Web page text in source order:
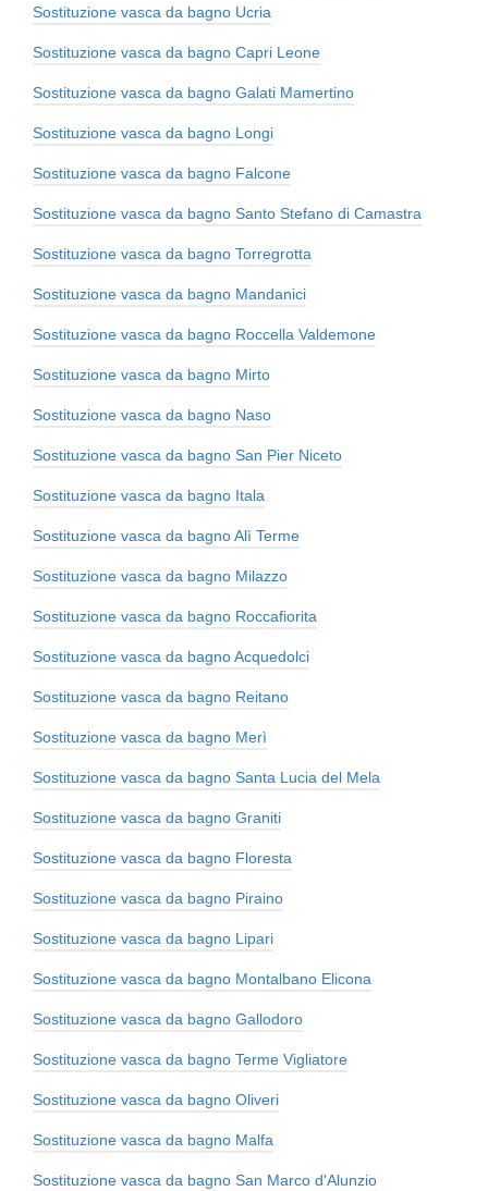
Sostituzione vasca da bagno Ucria
Sostituzione vasca da bagno Capri Leone
Sostituzione vasca da bagno Galati Mamertino
Sostituzione vasca da bagno Longi
Sostituzione vasca da bagno Falcone
Sostituzione vasca da bagno Santo Stefano di Camastra
Sostituzione vasca da bagno Torregrotta
Sostituzione vasca da bagno Mandanici
Sostituzione vasca da bagno Roccella Valdemone
Sostituzione vasca da bagno Mirto
Sostituzione vasca da bagno Naso
Sostituzione vasca da bagno San Pier Niceto
Sostituzione vasca da bagno Itala
Sostituzione vasca da bagno Alì Terme
Sostituzione vasca da bagno Milazzo
Sostituzione vasca da bagno Roccafiorita
Sostituzione vasca da bagno Acquedolci
Sostituzione vasca da bagno Reitano
Sostituzione vasca da bagno Merì
Sostituzione vasca da bagno Santa Lucia del Mela
Sostituzione vasca da bagno Graniti
Sostituzione vasca da bagno Floresta
Sostituzione vasca da bagno Piraino
Sostituzione vasca da bagno Lipari
Sostituzione vasca da bagno Montalbano Elicona
Sostituzione vasca da bagno Gallodoro
Sostituzione vasca da bagno Terme Vigliatore
Sostituzione vasca da bagno Oliveri
Sostituzione vasca da bagno Malfa
Sostituzione vasca da bagno San Marco d'Alunzio